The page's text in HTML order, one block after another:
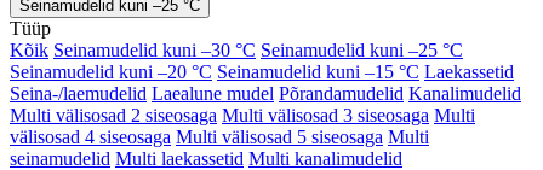
Seinamudelid kuni –25 °C
Tüüp
Kõik Seinamudelid kuni –30 °C Seinamudelid kuni –25 °C
Seinamudelid kuni –20 °C Seinamudelid kuni –15 °C Laekassetid
Seina-/laemudelid Laealune mudel Põrandamudelid Kanalimudelid
Multi välisosad 2 siseosaga Multi välisosad 3 siseosaga Multi
välisosad 4 siseosaga Multi välisosad 5 siseosaga Multi
seinamudelid Multi laekassetid Multi kanalimudelid